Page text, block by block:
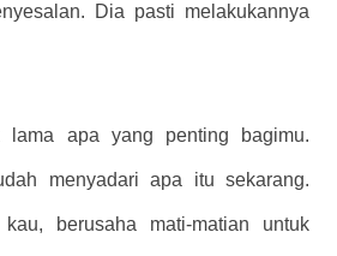
Dia pasti melakukannya
lama apa yang penting bagimu.
menyadari apa itu sekarang.
berusaha mati-matian untuk